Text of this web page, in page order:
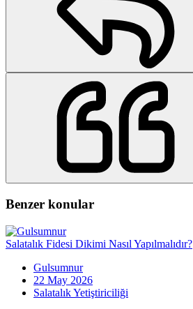
Benzer konular
Salatalık Fidesi Dikimi Nasıl Yapılmalıdır?
Gulsumnur
22 May 2026
Salatalık Yetiştiriciliği